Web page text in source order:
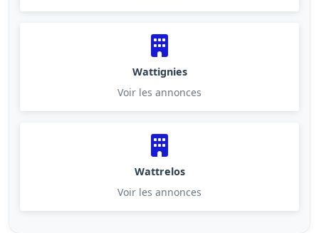
Wattignies
Voir les annonces
Wattrelos
Voir les annonces